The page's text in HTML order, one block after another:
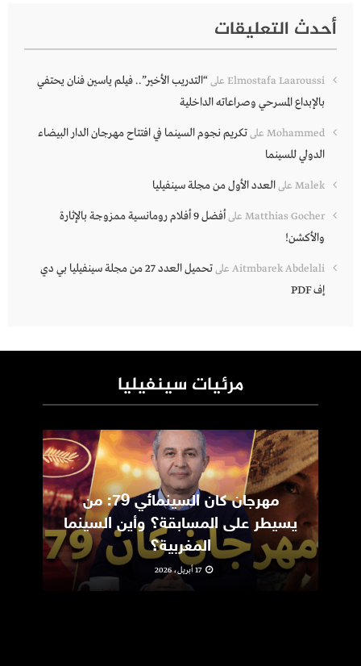
أحدث التعليقات
Elmostafa Laaroussi على“التدريب الأخير”.. فيلم ياسين فنان يحتفي
بالإبداع المسرحي وصراعاته الداخلية
Mohammed علىتكريم نجوم السينما في افتتاح مهرجان الدار البيضاء
الدولي للسينما
Malek علىالعدد الأول من مجلة سينفيليا
Matthias Gocher على
أفضل 9 أفلام رومانسية ممزوجة بالإثارة
والأكشن!
Aitmbarek Abdelali على
تحميل العدد 27 من مجلة سينفيليا بي دي
إف PDF
مرئيات سينفيليا
مهرجان كان السينمائي 79: من
يسيطر على المسابقة؟ وأين السينما
المغربية؟
17 أبريل، 2026